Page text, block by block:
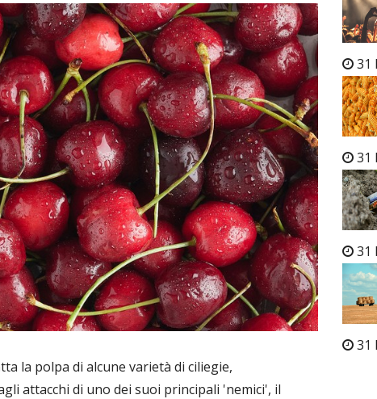
la polpa di alcune varietà di ciliegie,
attacchi di uno dei suoi principali 'nemici', il
31
31
31
31